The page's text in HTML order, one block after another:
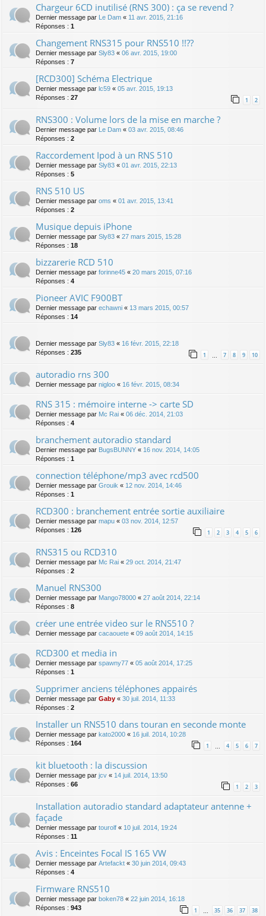
Chargeur 6CD inutilisé (RNS 300) : ça se revend ?
Dernier message par Le Dam « 11 avr. 2015, 21:16
Réponses : 1
Changement RNS315 pour RNS510 !!??
Dernier message par Sly83 « 06 avr. 2015, 19:00
Réponses : 7
[RCD300] Schéma Electrique
Dernier message par lc59 « 05 avr. 2015, 19:13
Réponses : 27 1 2
RNS300 : Volume lors de la mise en marche ?
Dernier message par Le Dam « 03 avr. 2015, 08:46
Réponses : 2
Raccordement Ipod à un RNS 510
Dernier message par Sly83 « 01 avr. 2015, 22:13
Réponses : 5
RNS 510 US
Dernier message par oms « 01 avr. 2015, 13:41
Réponses : 2
Musique depuis iPhone
Dernier message par Sly83 « 27 mars 2015, 15:28
Réponses : 18
bizzarerie RCD 510
Dernier message par forinne45 « 20 mars 2015, 07:16
Réponses : 4
Pioneer AVIC F900BT
Dernier message par echawni « 13 mars 2015, 00:57
Réponses : 14
Dernier message par Sly83 « 16 févr. 2015, 22:18
Réponses : 235 1 … 7 8 9 10
autoradio rns 300
Dernier message par nigloo « 16 févr. 2015, 08:34
RNS 315 : mémoire interne -> carte SD
Dernier message par Mc Rai « 06 déc. 2014, 21:03
Réponses : 4
branchement autoradio standard
Dernier message par BugsBUNNY « 16 nov. 2014, 14:05
Réponses : 1
connection téléphone/mp3 avec rcd500
Dernier message par Grouik « 12 nov. 2014, 14:46
Réponses : 1
RCD300 : branchement entrée sortie auxiliaire
Dernier message par mapu « 03 nov. 2014, 12:57
Réponses : 126 1 2 3 4 5 6
RNS315 ou RCD310
Dernier message par Mc Rai « 29 oct. 2014, 21:47
Réponses : 2
Manuel RNS300
Dernier message par Mango78000 « 27 août 2014, 22:14
Réponses : 8
créer une entrée video sur le RNS510 ?
Dernier message par cacaouete « 09 août 2014, 14:15
RCD300 et media in
Dernier message par spawny77 « 05 août 2014, 17:25
Réponses : 1
Supprimer anciens téléphones appairés
Dernier message par Gaby « 30 juil. 2014, 11:33
Réponses : 2
Installer un RNS510 dans touran en seconde monte
Dernier message par kato2000 « 16 juil. 2014, 10:28
Réponses : 164 1 … 4 5 6 7
kit bluetooth : la discussion
Dernier message par jcv « 14 juil. 2014, 13:50
Réponses : 66 1 2 3
Installation autoradio standard adaptateur antenne +
façade
Dernier message par tourolf « 10 juil. 2014, 19:24
Réponses : 11
Avis : Enceintes Focal IS 165 VW
Dernier message par Artefackt « 30 juin 2014, 09:43
Réponses : 4
Firmware RNS510
Dernier message par boken78 « 22 juin 2014, 16:18
Réponses : 943 1 … 35 36 37 38